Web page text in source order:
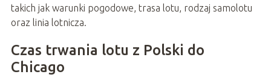
takich jak warunki pogodowe, trasa lotu, rodzaj samolotu
oraz linia lotnicza.
Czas trwania lotu z Polski do
Chicago